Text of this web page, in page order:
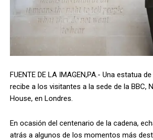
FUENTE DE LA IMAGEN,PA.- Una estatua
recibe a los visitantes a la sede de la BBC,
House, en Londres.
En ocasión del centenario de la cadena,
atrás a algunos de los momentos más